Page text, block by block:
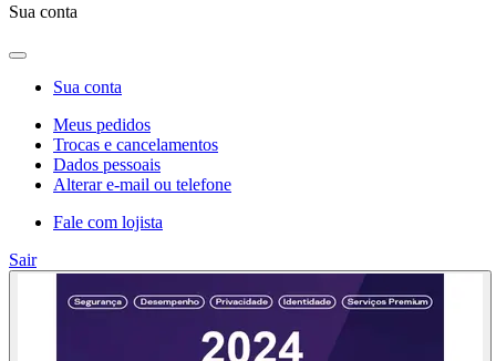
Sua conta
Sua conta
Meus pedidos
Trocas e cancelamentos
Dados pessoais
Alterar e-mail ou telefone
Fale com lojista
Sair